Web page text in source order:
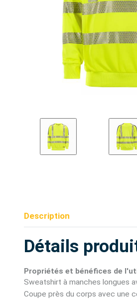
Description
Détails
Propriétés et bénéfices de
Sweatshirt à manches longues
Coupe près du corps avec une